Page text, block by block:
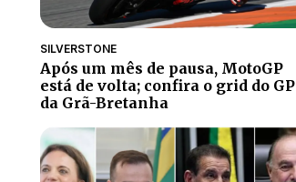
SILVERSTONE
Após um mês de pausa, MotoGP
está de volta; confira o grid do GP
da Grã-Bretanha